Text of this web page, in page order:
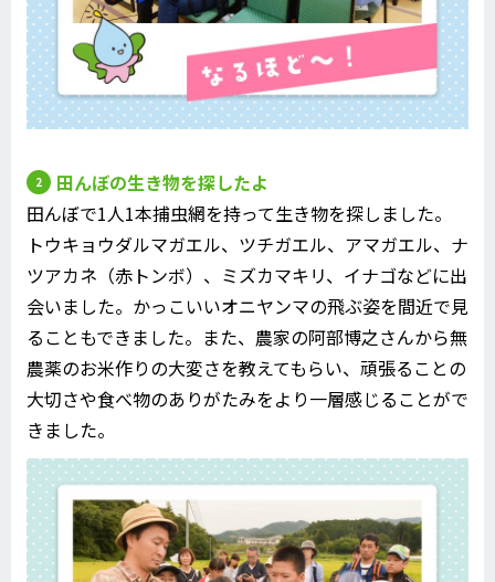
田んぼの生き物を探したよ
田んぼで1人1本捕虫網を持って生き物を探しました。
トウキョウダルマガエル、ツチガエル、アマガエル、ナ
ツアカネ（赤トンボ）、ミズカマキリ、イナゴなどに出
会いました。かっこいいオニヤンマの飛ぶ姿を間近で見
ることもできました。また、農家の阿部博之さんから無
農薬のお米作りの大変さを教えてもらい、頑張ることの
大切さや食べ物のありがたみをより一層感じることがで
きました。